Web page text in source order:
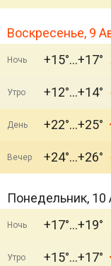
Воскресенье, 9
Ночь +15° +17°
Утро +12° +14°
День +22° +25°
Вечер +24° +26°
Понедельник, 10
Ночь +17° +19°
Утро +15° +17°